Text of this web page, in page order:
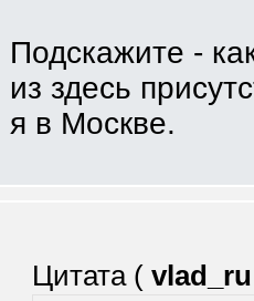
Подскажите -
из здесь
я в Москве.
Цитата ( vlad_ru